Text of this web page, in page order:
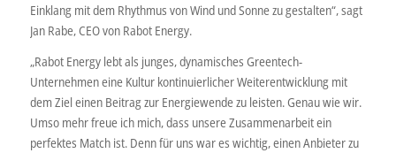
Einklang mit dem Rhythmus von Wind und Sonne zu gestalten“, sagt
Jan Rabe, CEO von Rabot Energy.
„Rabot Energy lebt als junges, dynamisches Greentech-
Unternehmen eine Kultur kontinuierlicher Weiterentwicklung mit
dem Ziel einen Beitrag zur Energiewende zu leisten. Genau wie wir.
Umso mehr freue ich mich, dass unsere Zusammenarbeit ein
perfektes Match ist. Denn für uns war es wichtig, einen Anbieter zu